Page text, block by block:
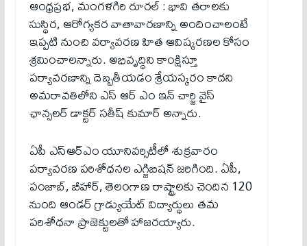
ఆంధ్రప్రభ, మంగళగిరి రూరల్ : భావి తరాలకు
సుస్థిర, ఆరోగ్యకర వాతావారణాన్ని అందించాలంటే
ఇప్పటి నుంచి వర్యావరణ హిత ఆవిష్కరణల కోసం
శ్రమించాలన్నారు. అభివృద్ధిని కాంక్షిస్తూ
పర్యావరణాన్ని దెబ్బతీయడం శ్రేయస్కరం కాదని
అమరావతిలోని ఎస్ ఆర్ ఎం ఇన్ చార్జి వైస్
ఛాన్సలర్ డాక్టర్ సతీష్ కుమార్ అన్నారు.
ఏపీ ఎస్ఆర్ఎం యూనివర్సిటీలో శుక్రవారం
పర్యావరణ పరిశోధనల ఎగ్జిబిషన్ జరిగింది. ఏపీ,
పంజాబ్, బీహార్, తెలంగాణ రాష్ట్రాలకు చెందిన 120
నుంది ఆండర్ గ్రాడ్యుయేట్ విద్యార్థులు తమ
పరిశోధనా ప్రాజెక్టులతో హాజరయ్యారు.